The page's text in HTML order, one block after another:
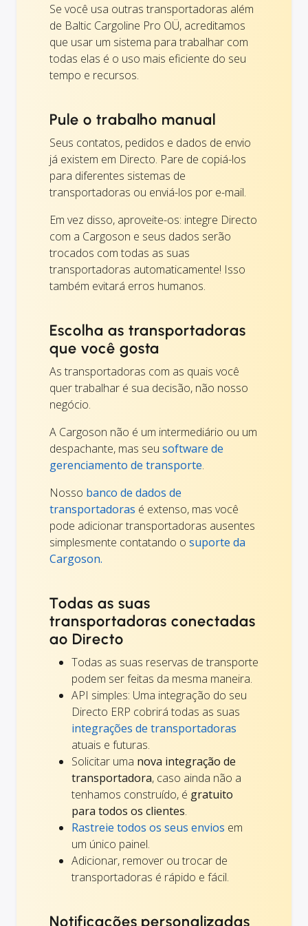
Se você usa outras transportadoras além
de Baltic Cargoline Pro OÜ, acreditamos
que usar um sistema para trabalhar com
todas elas é o uso mais eficiente do seu
tempo e recursos.
Pule o trabalho manual
Seus contatos, pedidos e dados de envio
já existem em Directo. Pare de copiá-los
para diferentes sistemas de
transportadoras ou enviá-los por e-mail.
Em vez disso, aproveite-os: integre Directo
com a Cargoson e seus dados serão
trocados com todas as suas
transportadoras automaticamente! Isso
também evitará erros humanos.
Escolha as transportadoras
que você gosta
As transportadoras com as quais você
quer trabalhar é sua decisão, não nosso
negócio.
A Cargoson não é um intermediário ou um
despachante, mas seu software de
gerenciamento de transporte.
Nosso banco de dados de
transportadoras é extenso, mas você
pode adicionar transportadoras ausentes
simplesmente contatando o suporte da
Cargoson.
Todas as suas
transportadoras conectadas
ao Directo
Todas as suas reservas de transporte
podem ser feitas da mesma maneira.
API simples: Uma integração do seu
Directo ERP cobrirá todas as suas
integrações de transportadoras
atuais e futuras.
Solicitar uma nova integração de
transportadora, caso ainda não a
tenhamos construído, é gratuito
para todos os clientes.
Rastreie todos os seus envios em
um único painel.
Adicionar, remover ou trocar de
transportadoras é rápido e fácil.
Notificações personalizadas